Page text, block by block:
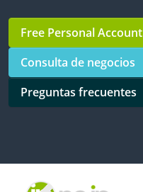
Free Personal Account
Consulta de negocios
Preguntas frecuentes